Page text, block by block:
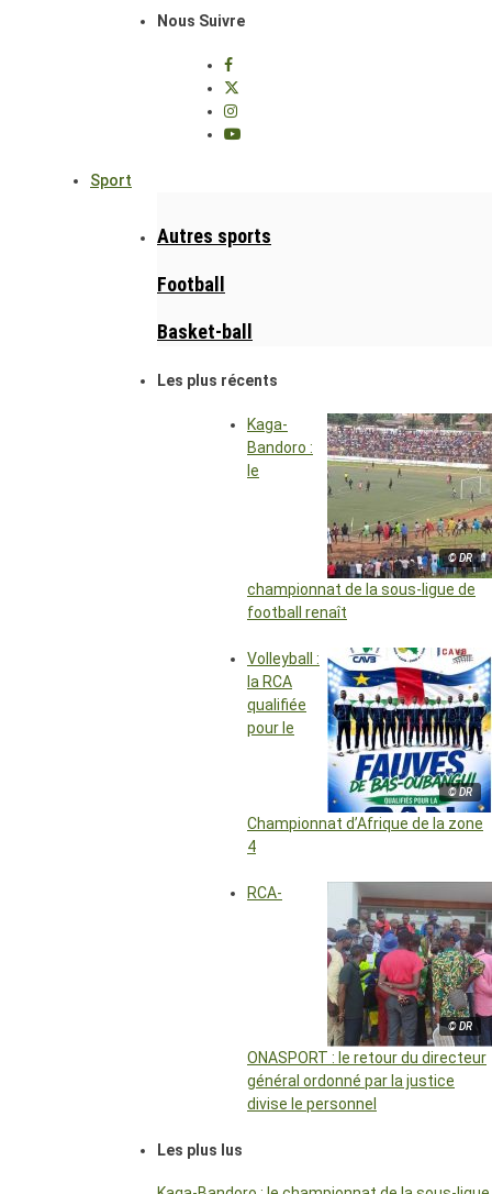
Nous Suivre
Sport
Autres sports
Football
Basket-ball
Les plus récents
© DR
Kaga-
Bandoro :
le
championnat de la sous-ligue de
football renaît
© DR
Volleyball :
la RCA
qualifiée
pour le
Championnat d’Afrique de la zone
4
© DR
RCA-
ONASPORT : le retour du directeur
général ordonné par la justice
divise le personnel
Les plus lus